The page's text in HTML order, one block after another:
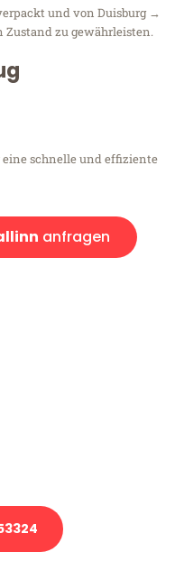
und von Duisburg →
zu gewährleisten.
schnelle und effiziente
anfragen